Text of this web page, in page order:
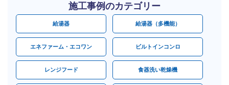
施工事例のカテゴリー
給湯器 給湯器（多機能）
エネファーム・エコワン ビルトインコンロ
レンジフード 食器洗い乾燥機